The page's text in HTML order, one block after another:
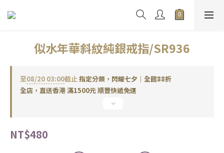
似水年華斜紋純銀戒指/SR936
至08/20 03:00截止指定分類，閃耀七夕｜全館88折
全店，直送香港 滿1500元 順豐快遞免運
NT$480